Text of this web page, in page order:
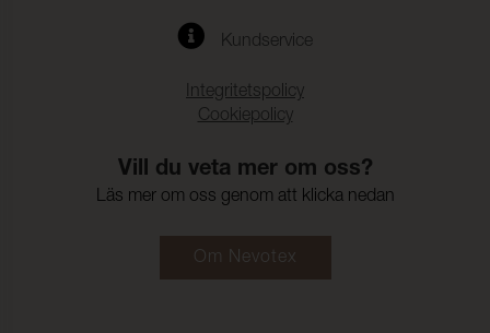
Kundservice
Integritetspolicy
Cookiepolicy
Vill du veta mer om oss?
Läs mer om oss genom att klicka nedan
Om Nevotex